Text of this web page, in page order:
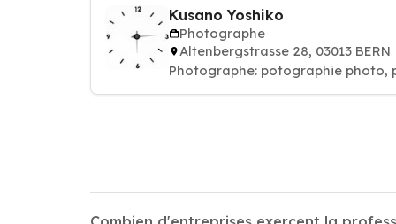
Kusano Yoshiko
Photographe
Altenbergstrasse 28, 03013 BERN
Photographe: potographie